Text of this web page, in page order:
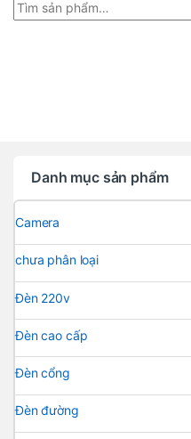
Danh mục sản phẩm
Camera
chưa phân loại
Đèn 220v
Đèn cao cấp
Đèn cổng
Đèn đường